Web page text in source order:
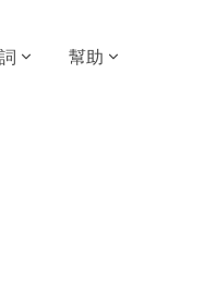
幫助